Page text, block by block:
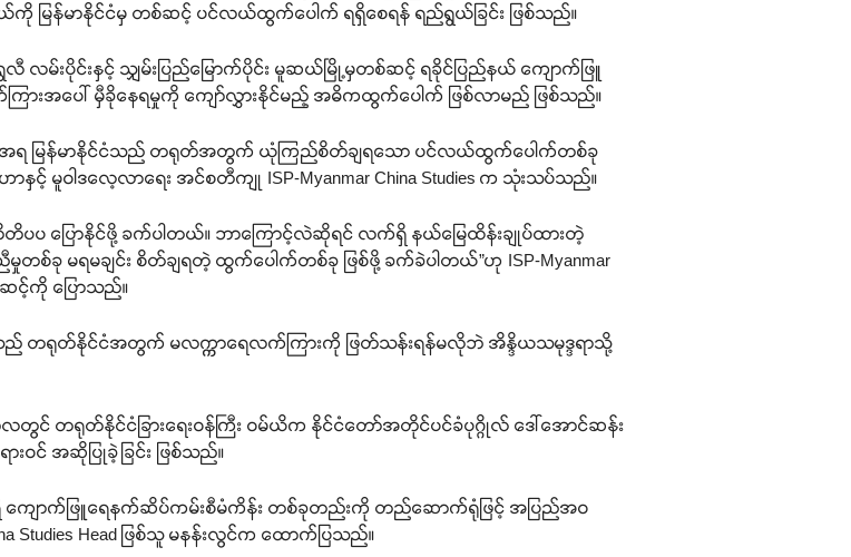
မြန်မာနိုင်ငံမှ တစ်ဆင့် ပင်လယ်ထွက်ပေါက် ရရှိစေရန် ရည်ရွယ်ခြင်း ဖြစ်သည်။
းပိုင်းနှင့် သျှမ်းပြည်မြောက်ပိုင်း မူဆယ်မြို့မှတစ်ဆင့် ရခိုင်ပြည်နယ် ကျောက်ဖြူ
ပေါ် မှီခိုနေရမှုကို ကျော်လွှားနိုင်မည့် အဓိကထွက်ပေါက် ဖြစ်လာမည် ဖြစ်သည်။
ျားအရ မြန်မာနိုင်ငံသည် တရုတ်အတွက် ယုံကြည်စိတ်ချရသော ပင်လယ်ထွက်ပေါက်တစ်ခု
နှင့် မူဝါဒလေ့လာရေး အင်စတီကျု ISP-Myanmar China Studies က သုံးသပ်သည်။
ပပ ပြောနိုင်ဖို့ ခက်ပါတယ်။ ဘာကြောင့်လဲဆိုရင် လက်ရှိ နယ်မြေထိန်းချုပ်ထားတဲ့
စ်ခု မရမချင်း စိတ်ချရတဲ့ ထွက်ပေါက်တစ်ခု ဖြစ်ဖို့ ခက်ခဲပါတယ်”ဟု ISP-Myanmar
ဆင့်ကို ပြောသည်။
သည် တရုတ်နိုင်ငံအတွက် မလက္ကာရေလက်ကြားကို ဖြတ်သန်းရန်မလိုဘဲ အိန္ဒိယသမုဒ္ဒရာသို့
ာလတွင် တရုတ်နိုင်ငံခြားရေးဝန်ကြီး ဝမ်ယိက နိုင်ငံတော်အတိုင်ပင်ခံပုဂ္ဂိုလ် ဒေါ်အောင်ဆန်း
င် အဆိုပြုခဲ့ခြင်း ဖြစ်သည်။
ကျောက်ဖြူရေနက်ဆိပ်ကမ်းစီမံကိန်း တစ်ခုတည်းကို တည်ဆောက်ရုံဖြင့် အပြည်အဝ
Head ဖြစ်သူ မနန်းလွင်က ထောက်ပြသည်။